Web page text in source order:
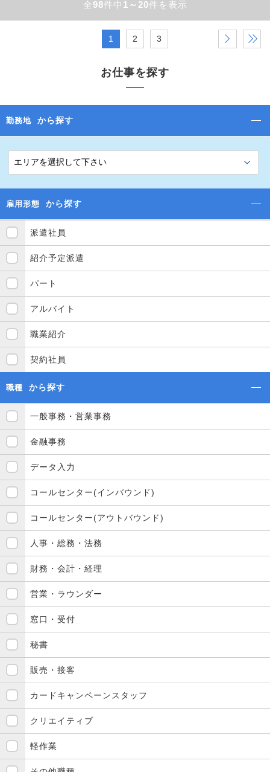
全98件中 1～20件を表示
1 2 3 › »
お仕事を探す
勤務地 から探す
雇用形態 から探す
派遣社員
紹介予定派遣
パート
アルバイト
職業紹介
契約社員
職種 から探す
一般事務・営業事務
金融事務
データ入力
コールセンター(インバウンド)
コールセンター(アウトバウンド)
人事・総務・法務
財務・会計・経理
営業・ラウンダー
窓口・受付
秘書
販売・接客
カードキャンペーンスタッフ
クリエイティブ
軽作業